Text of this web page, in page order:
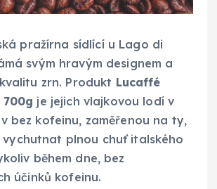
pražírna sídlící u Lago di
svým hravým designem a
zrn. Produkt Lucaffé
je jejich vlajkovou lodí v
bez kofeinu, zaměřenou na ty,
plnou chuť italského
během dne, bez
účinků kofeinu.